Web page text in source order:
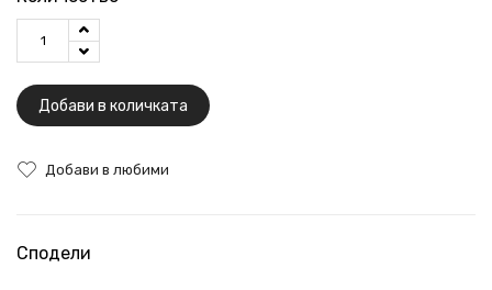
Добави в количката
Добави в любими
Сподели